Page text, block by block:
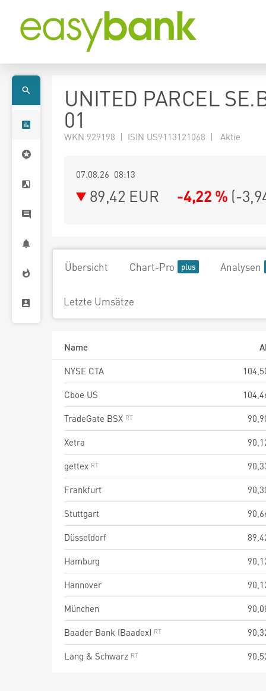
UNITED PARCEL
01
WKN 929198 | ISIN US9113121068 | Aktie
07.08.26 08:13
89,42 EUR -4,22 % (-
Übersicht Chart-Pro Analysen
Letzte Umsätze
Name
NYSE CTA
Cboe US
TradeGate BSX
Xetra
gettex
Frankfurt
Stuttgart
Düsseldorf
Hamburg
Hannover
München
Baader Bank (Baadex)
Lang & Schwarz